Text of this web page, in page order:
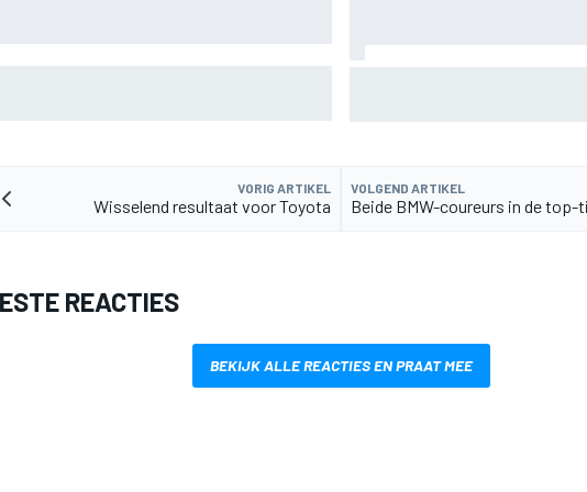
VORIG ARTIKEL
Wisselend resultaat voor Toyota
VOLGEND ARTIKEL
Beide BMW-coureurs in de top-
REACTIES
BEKIJK ALLE REACTIES EN PRAAT MEE